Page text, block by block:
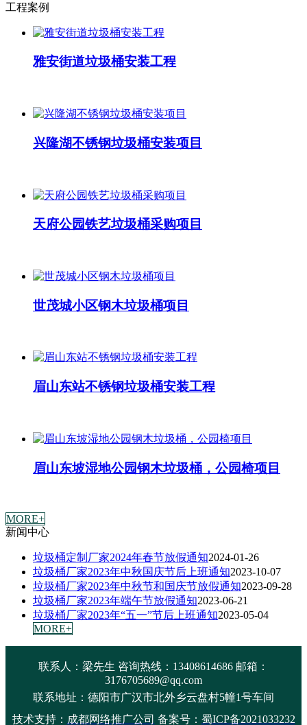
工程案例
雅安街道垃圾桶安装工程
兴隆湖不锈钢垃圾桶安装项目
天府公园铁艺垃圾桶采购项目
世茂城小区钢木垃圾桶项目
眉山东站不锈钢垃圾桶安装工程
眉山东坡湿地公园钢木垃圾桶，公园椅项目
MORE+
新闻中心
垃圾桶定制厂家2024年春节放假通知2024-01-26
垃圾桶厂家2023年中秋国庆节后上班通知2023-10-07
垃圾桶厂家2023年中秋节和国庆节放假通知2023-09-28
垃圾桶厂家2023年端午节放假通知2023-06-21
垃圾桶厂家2023年“五一”节后上班通知2023-05-04
MORE+
联系人：梁先生 咨询热线：13408614686 邮箱：
3176705689@qq.com
联系地址： 德阳市广汉市北外乡云盘村5幢1号车间
技术支持： 成都网络推广公司 备案号： 蜀ICP备2021033232